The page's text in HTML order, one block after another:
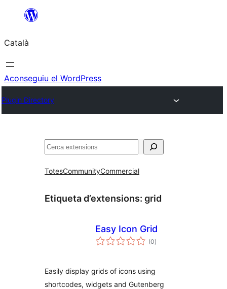
contingut
Català
Aconseguiu el WordPress
Plugin Directory
Cerca
TotesCommunityCommercial
Etiqueta d’extensions: grid
Easy Icon Grid
(0puntuacions
totals
)
Easily display grids of icons using
shortcodes, widgets and Gutenberg